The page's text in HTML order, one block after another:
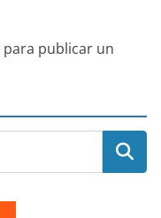
para publicar un